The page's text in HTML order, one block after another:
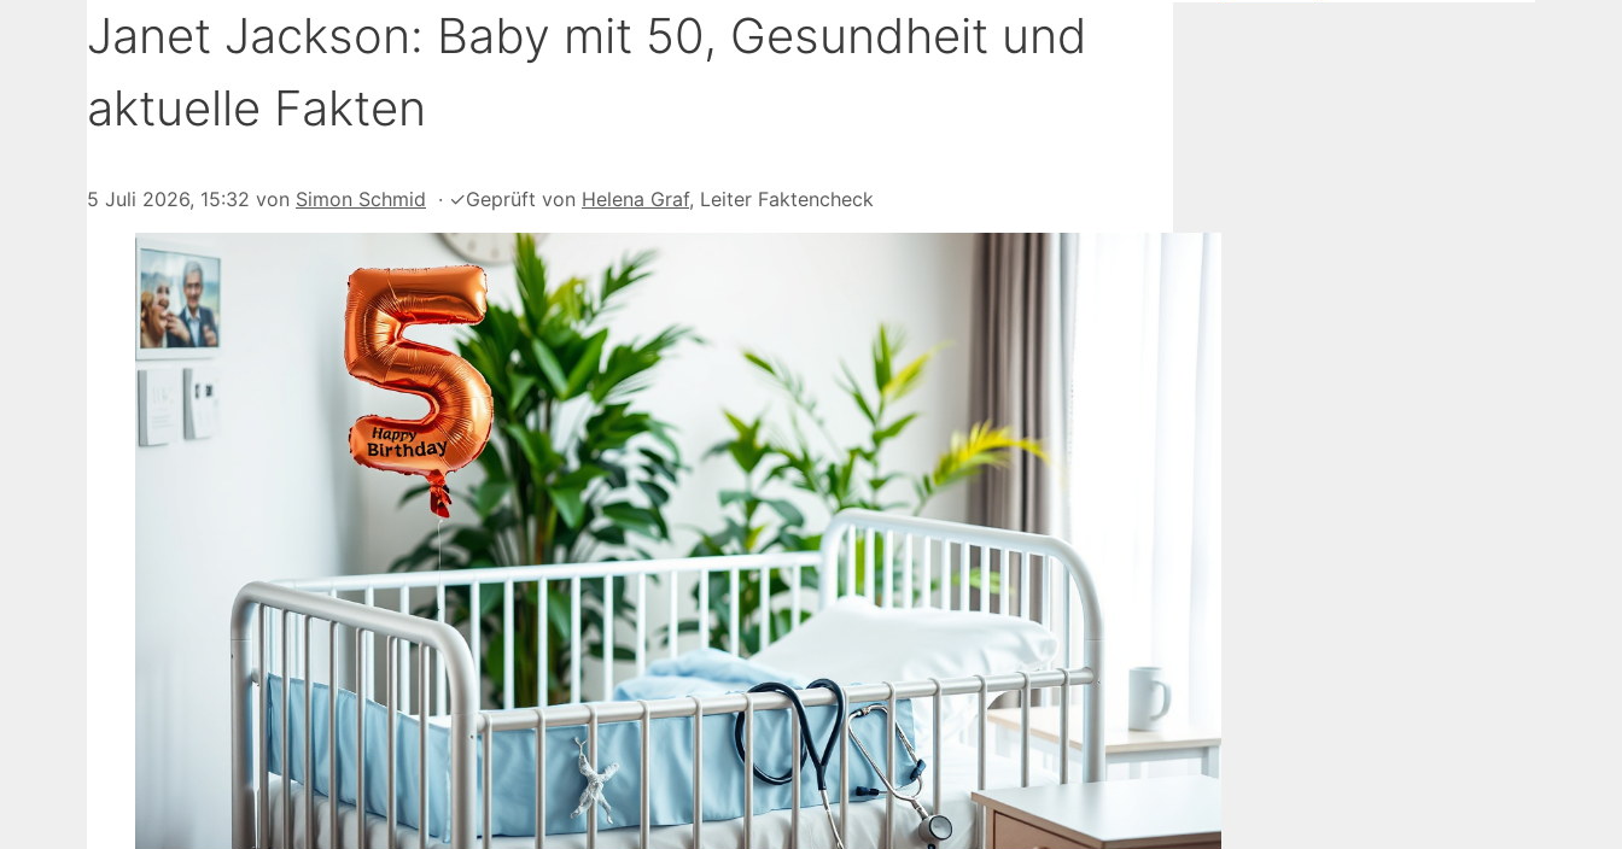
Janet Jackson: Baby mit 50, Gesundheit und
aktuelle Fakten
5 Juli 2026, 15:32 von Simon Schmid · ✓Geprüft von Helena Graf, Leiter Faktencheck